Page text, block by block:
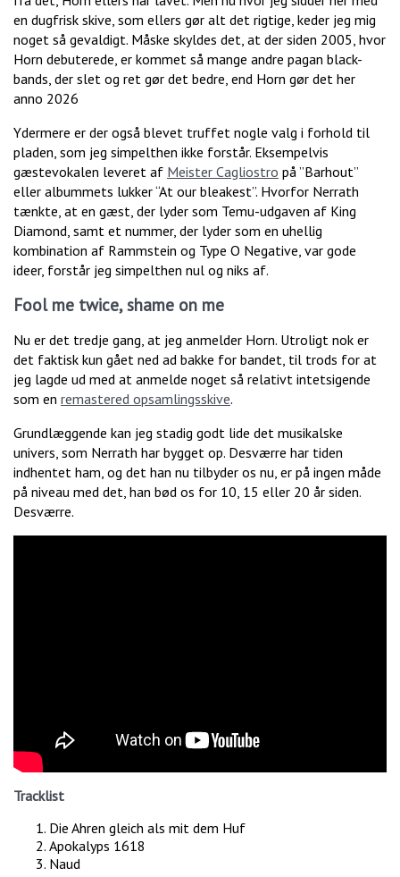
en dugfrisk skive, som ellers gør alt det rigtige, keder jeg mig
noget så gevaldigt. Måske skyldes det, at der siden 2005, hvor
Horn debuterede, er kommet så mange andre pagan black-
bands, der slet og ret gør det bedre, end Horn gør det her
anno 2026
Ydermere er der også blevet truffet nogle valg i forhold til
pladen, som jeg simpelthen ikke forstår. Eksempelvis
gæstevokalen leveret af Meister Cagliostro på ”Barhout”
eller albummets lukker “At our bleakest”. Hvorfor Nerrath
tænkte, at en gæst, der lyder som Temu-udgaven af King
Diamond, samt et nummer, der lyder som en uhellig
kombination af Rammstein og Type O Negative, var gode
ideer, forstår jeg simpelthen nul og niks af.
Fool me twice, shame on me
Nu er det tredje gang, at jeg anmelder Horn. Utroligt nok er
det faktisk kun gået ned ad bakke for bandet, til trods for at
jeg lagde ud med at anmelde noget så relativt intetsigende
som en remastered opsamlingsskive.
Grundlæggende kan jeg stadig godt lide det musikalske
univers, som Nerrath har bygget op. Desværre har tiden
indhentet ham, og det han nu tilbyder os nu, er på ingen måde
på niveau med det, han bød os for 10, 15 eller 20 år siden.
Desværre.
Tracklist
Die Ahren gleich als mit dem Huf
Apokalyps 1618
Naud